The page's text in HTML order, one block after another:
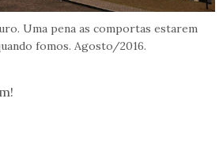
Uma pena as comportas estarem
fomos. Agosto/2016.